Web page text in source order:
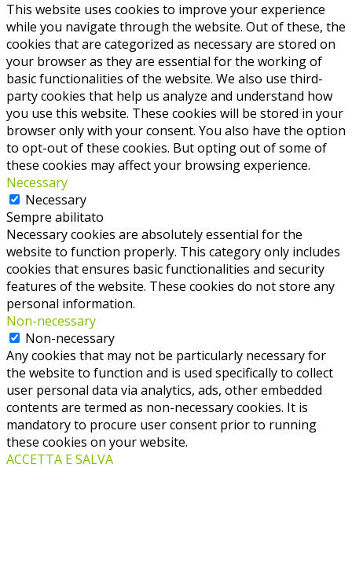
This website uses cookies to improve your experience
while you navigate through the website. Out of these, the
cookies that are categorized as necessary are stored on
your browser as they are essential for the working of
basic functionalities of the website. We also use third-
party cookies that help us analyze and understand how
you use this website. These cookies will be stored in your
browser only with your consent. You also have the option
to opt-out of these cookies. But opting out of some of
these cookies may affect your browsing experience.
Necessary
Necessary
Sempre abilitato
Necessary cookies are absolutely essential for the
website to function properly. This category only includes
cookies that ensures basic functionalities and security
features of the website. These cookies do not store any
personal information.
Non-necessary
Non-necessary
Any cookies that may not be particularly necessary for
the website to function and is used specifically to collect
user personal data via analytics, ads, other embedded
contents are termed as non-necessary cookies. It is
mandatory to procure user consent prior to running
these cookies on your website.
ACCETTA E SALVA